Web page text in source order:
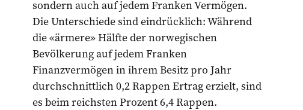
sondern auch auf jedem Franken Vermögen.
Die Unterschiede sind eindrücklich: Während
die «ärmere» Hälfte der norwegischen
Bevölkerung auf jedem Franken
Finanzvermögen in ihrem Besitz pro Jahr
durchschnittlich 0,2 Rappen Ertrag erzielt, sind
es beim reichsten Prozent 6,4 Rappen.